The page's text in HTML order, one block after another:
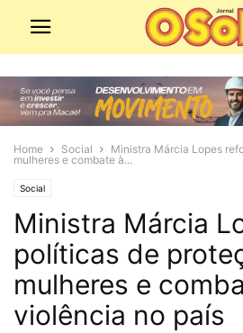
Home Social
Ministra Márcia Lopes
mulheres e combate à...
Social
Ministra Márcia
políticas de
mulheres e
violência no país